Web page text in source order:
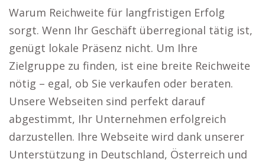
Warum Reichweite für langfristigen Erfolg
sorgt. Wenn Ihr Geschäft überregional tätig ist,
genügt lokale Präsenz nicht. Um Ihre
Zielgruppe zu finden, ist eine breite Reichweite
nötig – egal, ob Sie verkaufen oder beraten.
Unsere Webseiten sind perfekt darauf
abgestimmt, Ihr Unternehmen erfolgreich
darzustellen. Ihre Webseite wird dank unserer
Unterstützung in Deutschland, Österreich und